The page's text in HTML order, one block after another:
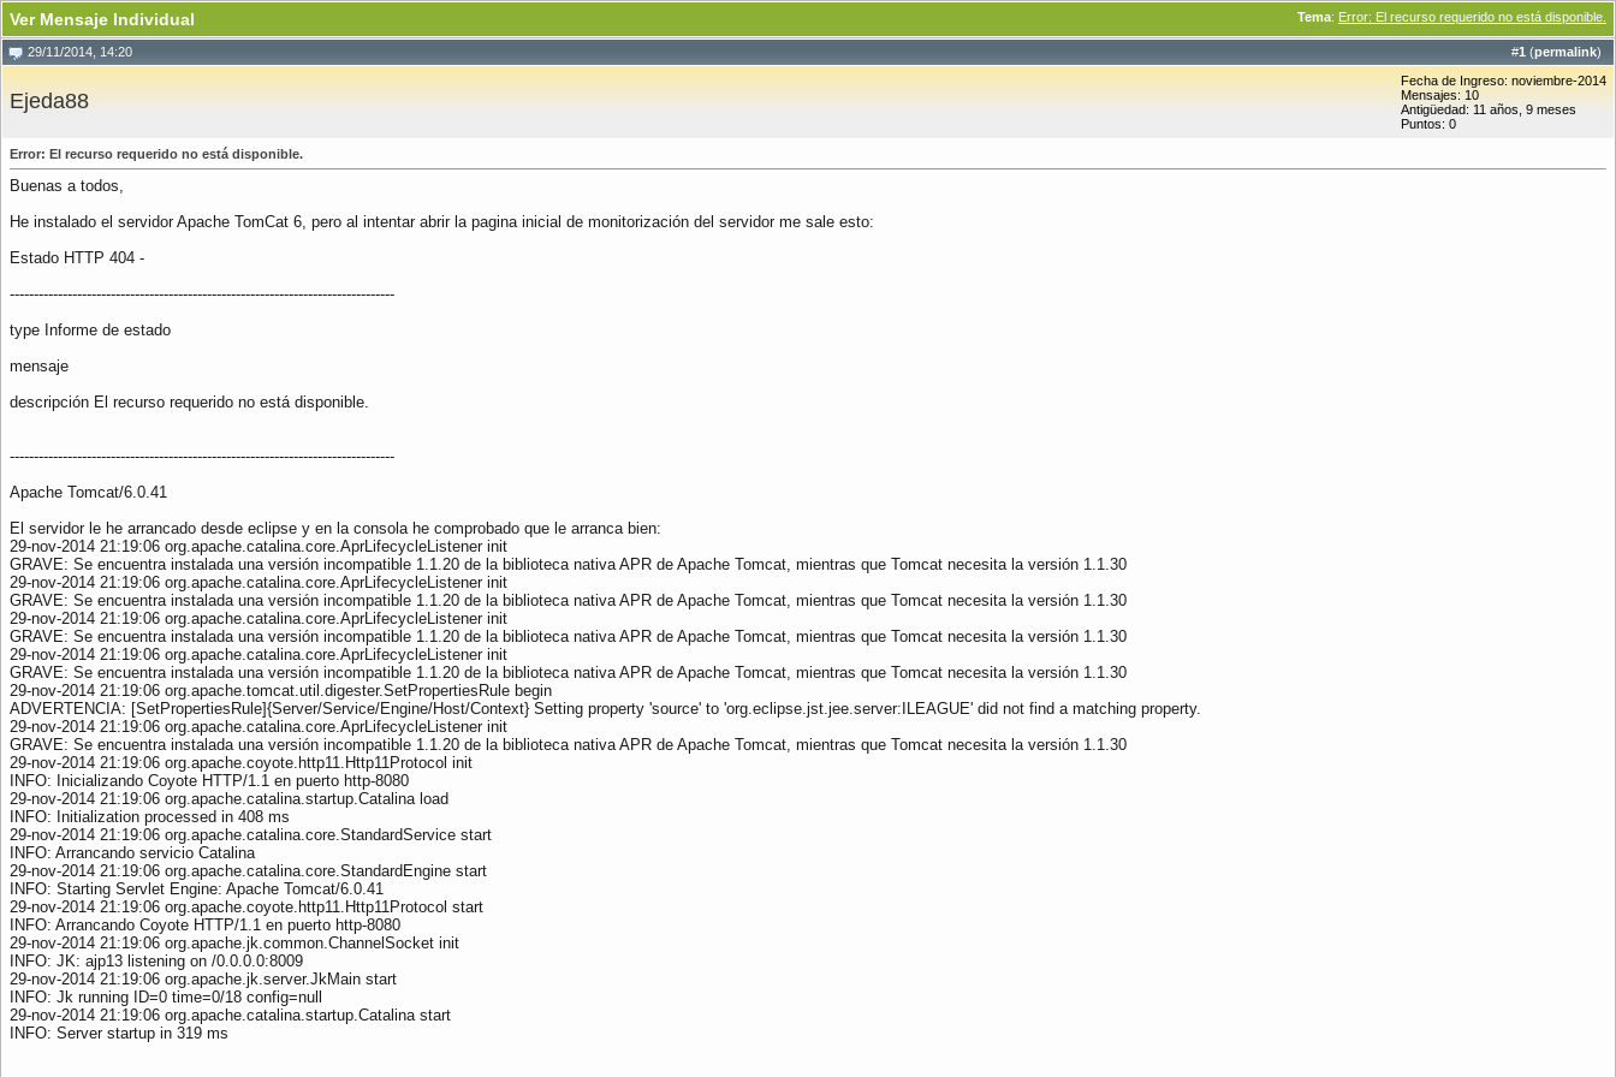
Tema: Error: El recurso requerido no está disponible.
Ver Mensaje Individual
#1 (permalink)
29/11/2014, 14:20
Ejeda88
Fecha de Ingreso: noviembre-2014
Mensajes: 10
Antigüedad: 11 años, 9 meses
Puntos: 0
Error: El recurso requerido no está disponible.
Buenas a todos,
He instalado el servidor Apache TomCat 6, pero al intentar abrir la pagina inicial de monitorización del servidor me sale esto:
Estado HTTP 404 -
--------------------------------------------------------------------------------
type Informe de estado
mensaje
descripción El recurso requerido no está disponible.
--------------------------------------------------------------------------------
Apache Tomcat/6.0.41
El servidor le he arrancado desde eclipse y en la consola he comprobado que le arranca bien:
29-nov-2014 21:19:06 org.apache.catalina.core.AprLifecycleListener init
GRAVE: Se encuentra instalada una versión incompatible 1.1.20 de la biblioteca nativa APR de Apache Tomcat, mientras que Tomcat necesita la versión 1.1.30
29-nov-2014 21:19:06 org.apache.catalina.core.AprLifecycleListener init
GRAVE: Se encuentra instalada una versión incompatible 1.1.20 de la biblioteca nativa APR de Apache Tomcat, mientras que Tomcat necesita la versión 1.1.30
29-nov-2014 21:19:06 org.apache.catalina.core.AprLifecycleListener init
GRAVE: Se encuentra instalada una versión incompatible 1.1.20 de la biblioteca nativa APR de Apache Tomcat, mientras que Tomcat necesita la versión 1.1.30
29-nov-2014 21:19:06 org.apache.catalina.core.AprLifecycleListener init
GRAVE: Se encuentra instalada una versión incompatible 1.1.20 de la biblioteca nativa APR de Apache Tomcat, mientras que Tomcat necesita la versión 1.1.30
29-nov-2014 21:19:06 org.apache.tomcat.util.digester.SetPropertiesRule begin
ADVERTENCIA: [SetPropertiesRule]{Server/Service/Engine/Host/Context} Setting property 'source' to 'org.eclipse.jst.jee.server:ILEAGUE' did not find a matching property.
29-nov-2014 21:19:06 org.apache.catalina.core.AprLifecycleListener init
GRAVE: Se encuentra instalada una versión incompatible 1.1.20 de la biblioteca nativa APR de Apache Tomcat, mientras que Tomcat necesita la versión 1.1.30
29-nov-2014 21:19:06 org.apache.coyote.http11.Http11Protocol init
INFO: Inicializando Coyote HTTP/1.1 en puerto http-8080
29-nov-2014 21:19:06 org.apache.catalina.startup.Catalina load
INFO: Initialization processed in 408 ms
29-nov-2014 21:19:06 org.apache.catalina.core.StandardService start
INFO: Arrancando servicio Catalina
29-nov-2014 21:19:06 org.apache.catalina.core.StandardEngine start
INFO: Starting Servlet Engine: Apache Tomcat/6.0.41
29-nov-2014 21:19:06 org.apache.coyote.http11.Http11Protocol start
INFO: Arrancando Coyote HTTP/1.1 en puerto http-8080
29-nov-2014 21:19:06 org.apache.jk.common.ChannelSocket init
INFO: JK: ajp13 listening on /0.0.0.0:8009
29-nov-2014 21:19:06 org.apache.jk.server.JkMain start
INFO: Jk running ID=0 time=0/18 config=null
29-nov-2014 21:19:06 org.apache.catalina.startup.Catalina start
INFO: Server startup in 319 ms